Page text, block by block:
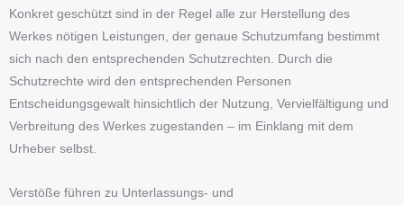
Konkret geschützt sind in der Regel alle zur Herstellung des
Werkes nötigen Leistungen, der genaue Schutzumfang bestimmt
sich nach den entsprechenden Schutzrechten. Durch die
Schutzrechte wird den entsprechenden Personen
Entscheidungsgewalt hinsichtlich der Nutzung, Vervielfältigung und
Verbreitung des Werkes zugestanden – im Einklang mit dem
Urheber selbst.
Verstöße führen zu Unterlassungs- und